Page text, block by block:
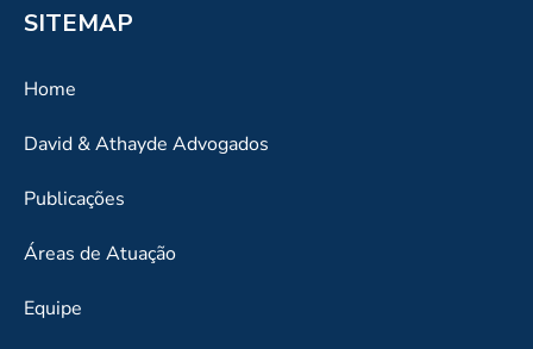
SITEMAP
Home
David & Athayde Advogados
Publicações
Áreas de Atuação
Equipe